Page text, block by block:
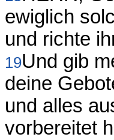
ewiglich
und richte
19Und gib
deine
und alles
vorbereitet